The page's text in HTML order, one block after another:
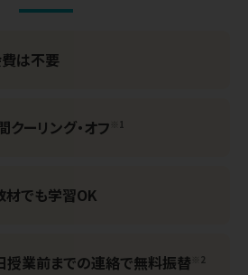
費は不要
クーリング・オフ ※1
材でも学習OK
授業前までの連絡で無料振替 ※2